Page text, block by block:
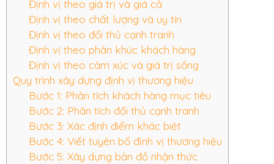
Định vị theo giá trị và giá cả
Định vị theo chất lượng và uy tín
Định vị theo đối thủ cạnh tranh
Định vị theo phân khúc khách hàng
Định vị theo cảm xúc và giá trị sống
Quy trình xây dựng định vị thương hiệu
Bước 1: Phân tích khách hàng mục tiêu
Bước 2: Phân tích đối thủ cạnh tranh
Bước 3: Xác định điểm khác biệt
Bước 4: Viết tuyên bố định vị thương hiệu
Bước 5: Xây dựng bản đồ nhận thức